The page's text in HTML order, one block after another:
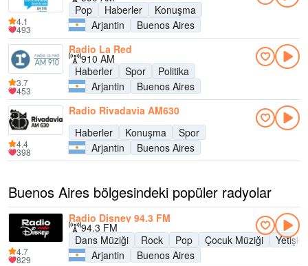
Pop
Haberler
Konuşma
Arjantin
Buenos Aires
4.1
493
Radio La Red
910 AM
Haberler
Spor
Politika
Arjantin
Buenos Aires
3.7
453
Radio Rivadavia AM630
Haberler
Konuşma
Spor
Arjantin
Buenos Aires
4.4
398
Buenos Aires bölgesindeki popüler radyolar
Radio Disney 94.3 FM
94.3 FM
Dans Müziği
Rock Pop Çocuk Müziği
Arjantin
Buenos Aires
4.7
829